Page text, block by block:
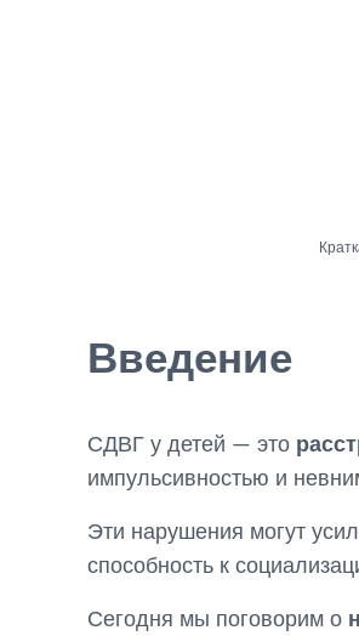
Введение
СДВГ у детей — это
импульсивностью и
Эти нарушения могут
способность к
Сегодня мы поговорим о